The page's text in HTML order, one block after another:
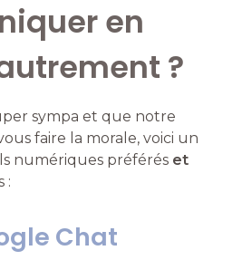
en
?
sympa et que notre
faire la morale, voici un
numériques préférés et
:
Chat